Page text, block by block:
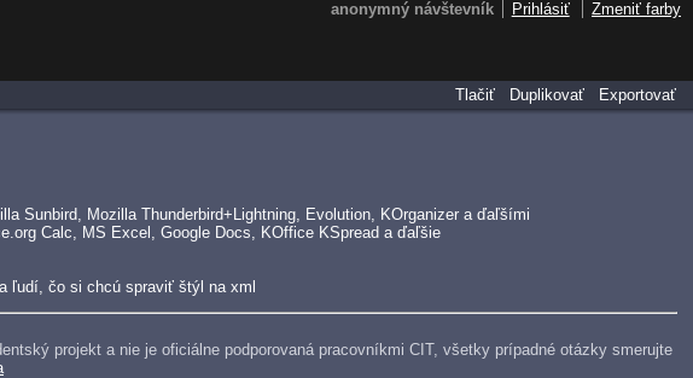
Sunbird, Mozilla Thunderbird+Lightning, Evolution, KOrganizer a ďaľšími
Calc, MS Excel, Google Docs, KOffice KSpread a ďaľšie
ľudí, čo si chcú spraviť štýl na xml
projekt a nie je oficiálne podporovaná pracovníkmi CIT, všetky prípadné otázky smerujte
Tlačiť
Duplikovať Exportovať
anonymný návštevník Prihlásiť Zmeniť farby